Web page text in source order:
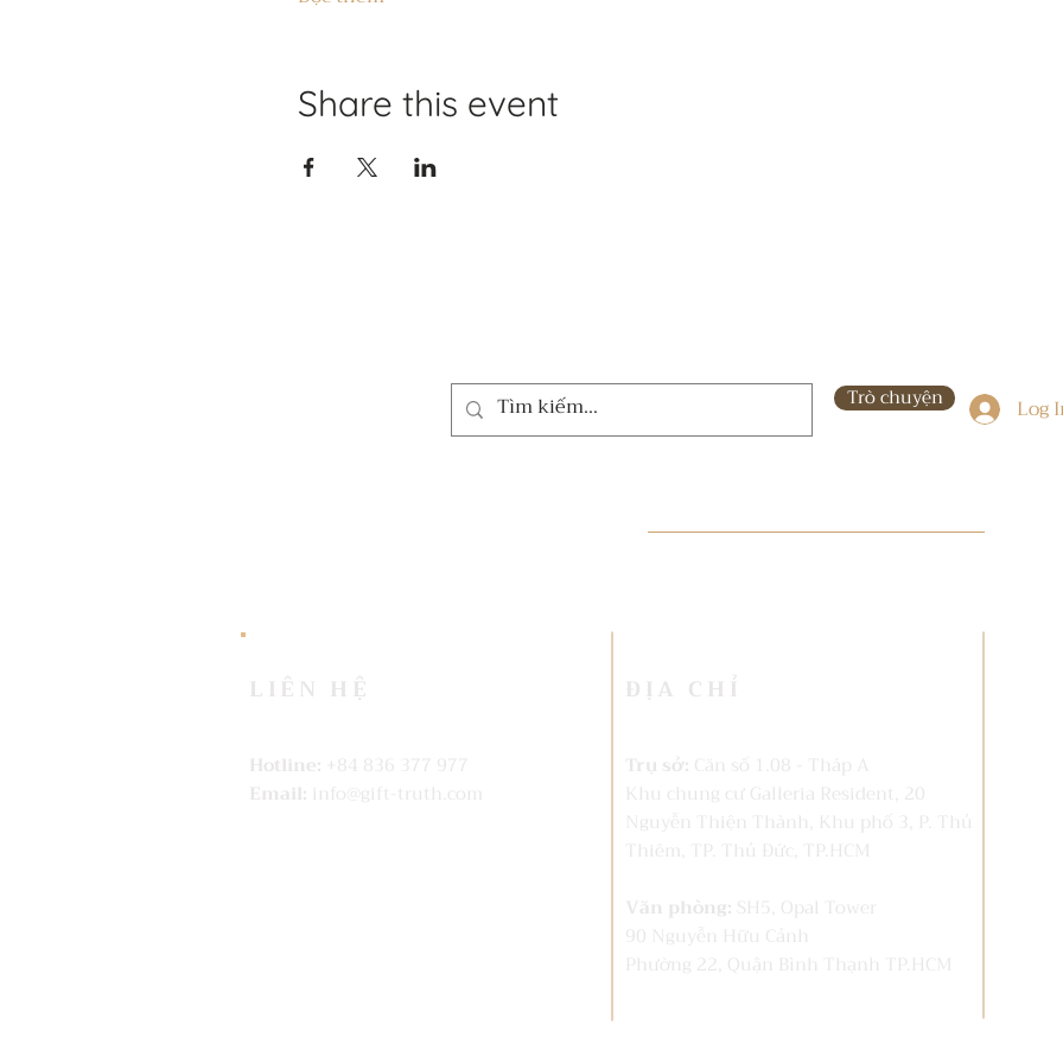
Share this event
Trò chuyện Log
LIÊN HỆ ĐỊA CHỈ
Hotline: +84 836 377 977
Email: info@gift-truth.com
Trụ sở: Căn số 1.08 - Tháp A
Khu chung cư Galleria Resident, 20
Nguyễn Thiện Thành, Khu phố 3, P. Thủ
Thiêm,
TP. Thủ Đức, TP.HCM
Văn phòng: SH5, Opal Tower
90 Nguyễn Hữu Cảnh
Phường 22, Quận Bình Thạnh TP.HCM